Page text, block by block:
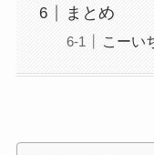
まとめ
こーい